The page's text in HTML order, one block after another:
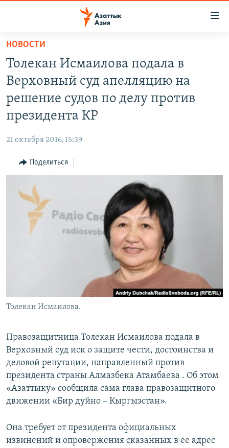
Вернуться
основному
содержанию
Вернутся
главной
Вернутся
поиску
ВОЙНА В УКРАИНЕ
НА ДРУГИХ ЯЗЫКАХ
КЫРГЫЗЧА
ЎЗБЕКЧА
ТОҶИКӢ
TÜRKMENÇE
ПОДПИШИТЕСЬ НА НАС В СОЦСЕТЯХ
Все сайты РСЕ/РС
НОВОСТИ
Толекан Исмаилова подала в
Верховный суд апелляцию на
решение судов по делу против
президента КР
21 октября 2016, 15:39
Поделиться
Толекан Исмаилова.
Правозащитница Толекан Исмаилова подала в
Верховный суд иск о защите чести, достоинства и
деловой репутации, направленный против
президента страны Алмазбека Атамбаева . Об этом
«Азаттыку» сообщила сама глава правозащитного
движении «Бир дуйно – Кыргызстан».
Она требует от президента официальных
извинений и опровержения сказанных в ее адрес